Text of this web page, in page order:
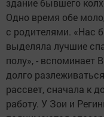
здание бывшего
Одно время обе
с родителями. «Нас
выделяла лучшие
полу», - вспоминает
долго
рассвет, сначала к
работу. У Зои и